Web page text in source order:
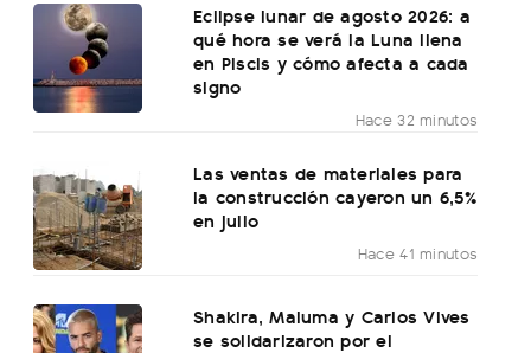
Eclipse lunar de agosto 2026: a
qué hora se verá la Luna llena
en Piscis y cómo afecta a cada
signo
Hace 32 minutos
Las ventas de materiales para
la construcción cayeron un 6,5%
en julio
Hace 41 minutos
Shakira, Maluma y Carlos Vives
se solidarizaron por el